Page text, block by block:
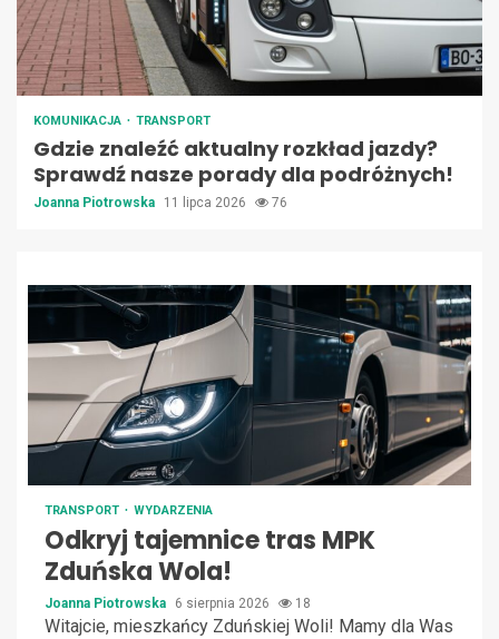
KOMUNIKACJA TRANSPORT
Gdzie znaleźć aktualny rozkład jazdy?
Sprawdź nasze porady dla podróżnych!
Joanna Piotrowska 11 lipca 2026 76
TRANSPORT WYDARZENIA
Odkryj tajemnice tras MPK
Zduńska Wola!
Joanna Piotrowska 6 sierpnia 2026 18
Witajcie, mieszkańcy Zduńskiej Woli! Mamy dla Was